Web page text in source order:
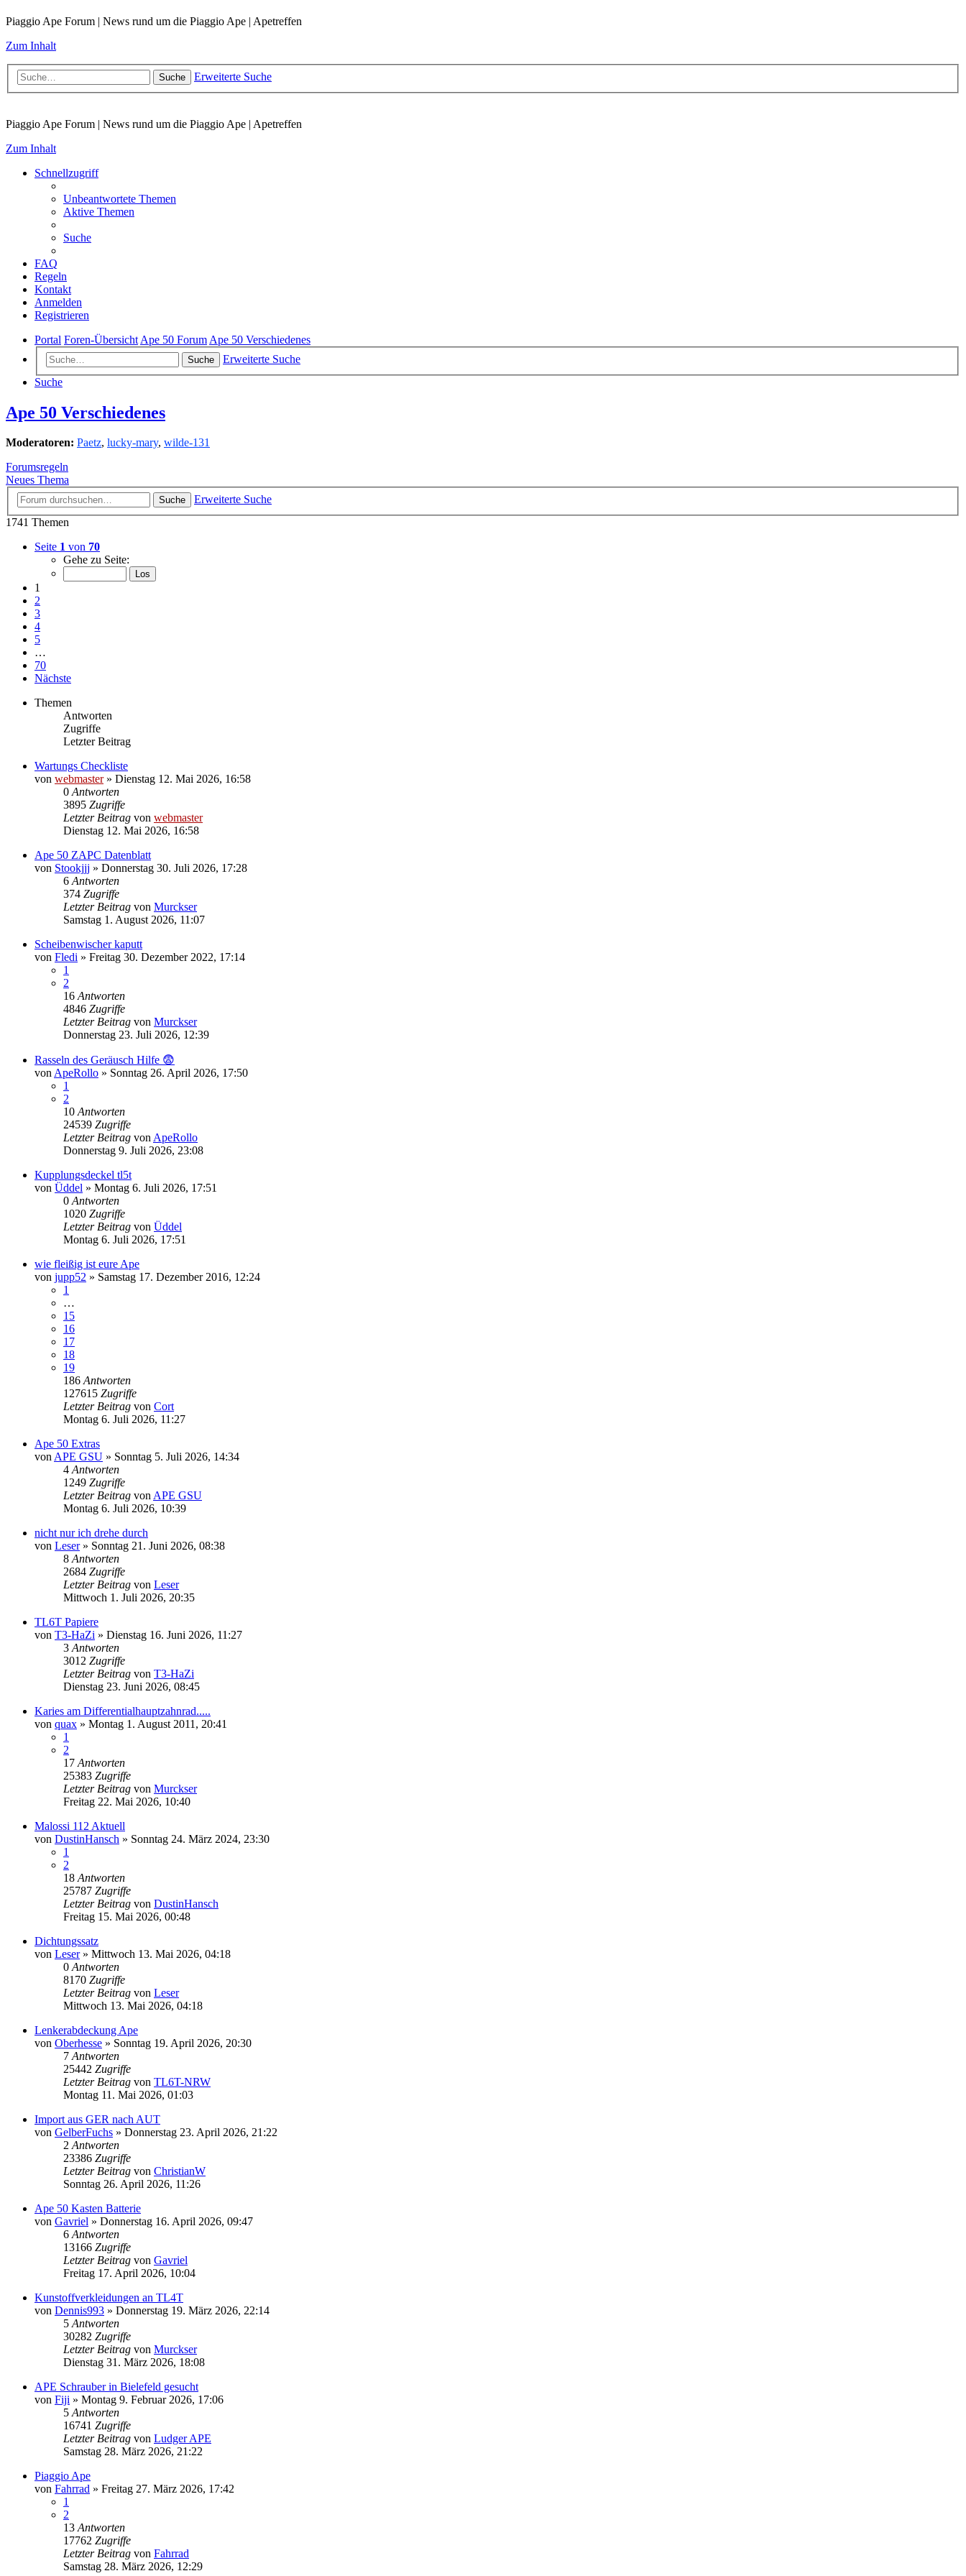
Piaggio Ape Forum | News rund um die Piaggio Ape | Apetreffen
Zum Inhalt
Suche Erweiterte Suche
Piaggio Ape Forum | News rund um die Piaggio Ape | Apetreffen
Zum Inhalt
Schnellzugriff
Unbeantwortete Themen
Aktive Themen
Suche
FAQ
Regeln
Kontakt
Anmelden
Registrieren
Portal Foren-Übersicht Ape 50 Forum Ape 50 Verschiedenes
Suche
Erweiterte Suche
Suche
Ape 50 Verschiedenes
Moderatoren: Paetz, lucky-mary, wilde-131
Forumsregeln
Neues Thema
Suche
Erweiterte Suche
1741 Themen
Seite 1 von 70
Gehe zu Seite:
1
2
3
4
5
…
70
Nächste
Themen
Antworten
Zugriffe
Letzter Beitrag
Wartungs Checkliste
von webmaster» Dienstag 12. Mai 2026, 16:58
0 Antworten
3895 Zugriffe
Letzter Beitrag von webmaster
Dienstag 12. Mai 2026, 16:58
Ape 50 ZAPC Datenblatt
von Stookjjj » Donnerstag 30. Juli 2026, 17:28
6 Antworten
374 Zugriffe
Letzter Beitrag von Murckser
Samstag 1. August 2026, 11:07
Scheibenwischer kaputt
von Fledi » Freitag 30. Dezember 2022, 17:14
1
2
16 Antworten
4846 Zugriffe
Letzter Beitrag von Murckser
Donnerstag 23. Juli 2026, 12:39
Rasseln des Geräusch Hilfe 😨
von ApeRollo » Sonntag 26. April 2026, 17:50
1
2
10 Antworten
24539 Zugriffe
Letzter Beitrag von ApeRollo
Donnerstag 9. Juli 2026, 23:08
Kupplungsdeckel tl5t
von Üddel » Montag 6. Juli 2026, 17:51
0 Antworten
1020 Zugriffe
Letzter Beitrag von Üddel
Montag 6. Juli 2026, 17:51
wie fleißig ist eure Ape
von jupp52 » Samstag 17. Dezember 2016, 12:24
1
…
15
16
17
18
19
186 Antworten
127615 Zugriffe
Letzter Beitrag von Cort
Montag 6. Juli 2026, 11:27
Ape 50 Extras
von APE GSU » Sonntag 5. Juli 2026, 14:34
4 Antworten
1249 Zugriffe
Letzter Beitrag von APE GSU
Montag 6. Juli 2026, 10:39
nicht nur ich drehe durch
von Leser» Sonntag 21. Juni 2026, 08:38
8 Antworten
2684 Zugriffe
Letzter Beitrag von Leser
Mittwoch 1. Juli 2026, 20:35
TL6T Papiere
von T3-HaZi » Dienstag 16. Juni 2026, 11:27
3 Antworten
3012 Zugriffe
Letzter Beitrag von T3-HaZi
Dienstag 23. Juni 2026, 08:45
Karies am Differentialhauptzahnrad.....
von quax » Montag 1. August 2011, 20:41
1
2
17 Antworten
25383 Zugriffe
Letzter Beitrag von Murckser
Freitag 22. Mai 2026, 10:40
Malossi 112 Aktuell
von DustinHansch » Sonntag 24. März 2024, 23:30
1
2
18 Antworten
25787 Zugriffe
Letzter Beitrag von DustinHansch
Freitag 15. Mai 2026, 00:48
Dichtungssatz
von Leser» Mittwoch 13. Mai 2026, 04:18
0 Antworten
8170 Zugriffe
Letzter Beitrag von Leser
Mittwoch 13. Mai 2026, 04:18
Lenkerabdeckung Ape
von Oberhesse » Sonntag 19. April 2026, 20:30
7 Antworten
25442 Zugriffe
Letzter Beitrag von TL6T-NRW
Montag 11. Mai 2026, 01:03
Import aus GER nach AUT
von GelberFuchs » Donnerstag 23. April 2026, 21:22
2 Antworten
23386 Zugriffe
Letzter Beitrag von ChristianW
Sonntag 26. April 2026, 11:26
Ape 50 Kasten Batterie
von Gavriel » Donnerstag 16. April 2026, 09:47
6 Antworten
13166 Zugriffe
Letzter Beitrag von Gavriel
Freitag 17. April 2026, 10:04
Kunstoffverkleidungen an TL4T
von Dennis993 » Donnerstag 19. März 2026, 22:14
5 Antworten
30282 Zugriffe
Letzter Beitrag von Murckser
Dienstag 31. März 2026, 18:08
APE Schrauber in Bielefeld gesucht
von Fiji » Montag 9. Februar 2026, 17:06
5 Antworten
16741 Zugriffe
Letzter Beitrag von Ludger APE
Samstag 28. März 2026, 21:22
Piaggio Ape
von Fahrrad » Freitag 27. März 2026, 17:42
1
2
13 Antworten
17762 Zugriffe
Letzter Beitrag von Fahrrad
Samstag 28. März 2026, 12:29